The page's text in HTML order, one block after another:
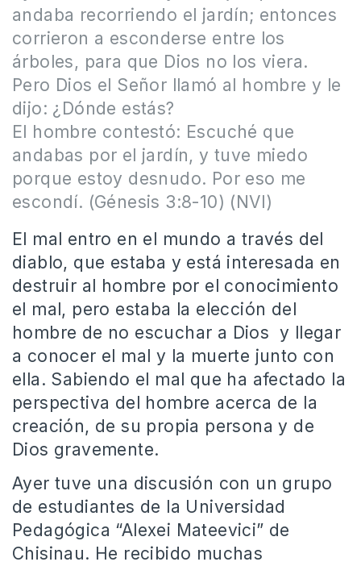
andaba recorriendo el jardín; entonces
corrieron a esconderse entre los
árboles, para que Dios no los viera.
Pero Dios el Señor llamó al hombre y le
dijo: ¿Dónde estás?
El hombre contestó: Escuché que
andabas por el jardín, y tuve miedo
porque estoy desnudo. Por eso me
escondí. (Génesis 3:8-10) (NVI)
El mal entro en el mundo a través del
diablo, que estaba y está interesada en
destruir al hombre por el conocimiento
el mal, pero estaba la elección del
hombre de no escuchar a Dios y llegar
a conocer el mal y la muerte junto con
ella. Sabiendo el mal que ha afectado la
perspectiva del hombre acerca de la
creación, de su propia persona y de
Dios gravemente.
Ayer tuve una discusión con un grupo
de estudiantes de la Universidad
Pedagógica “Alexei Mateevici” de
Chisinau. He recibido muchas